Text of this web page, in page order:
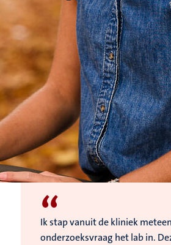
“
Ik stap vanuit de kliniek
onderzoeksvraag het lab in.